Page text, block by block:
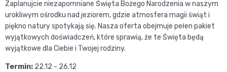
Zaplanujcie niezapomniane Święta Bożego Narodzenia w naszym
urokliwym ośrodku nad jeziorem, gdzie atmosfera magii świąt i
piękno natury spotykają się. Nasza oferta obejmuje pełen pakiet
wyjątkowych doświadczeń, które sprawią, że te Święta będą
wyjątkowe dla Ciebie i Twojej rodziny.
Termin: 22.12 - 26.12